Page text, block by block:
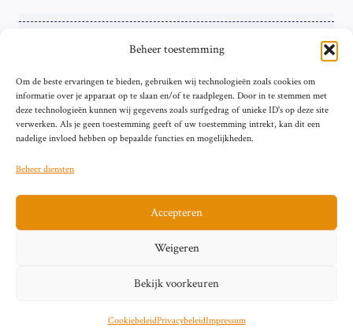
Beheer toestemming
Om de beste ervaringen te bieden, gebruiken wij technologieën zoals cookies om
informatie over je apparaat op te slaan en/of te raadplegen. Door in te stemmen met
deze technologieën kunnen wij gegevens zoals surfgedrag of unieke ID's op deze site
verwerken. Als je geen toestemming geeft of uw toestemming intrekt, kan dit een
nadelige invloed hebben op bepaalde functies en mogelijkheden.
Beheer diensten
Accepteren
Weigeren
Bekijk voorkeuren
CookiebeleidPrivacybeleidImpressum
TECHNOLOGY
Pentagon Kort Na Trump’s Oproep om
Aankopen te Doen
Mei 28, 2026
Sitemap Contact Privacybeleid (EU)
Impressum
Cookiebeleid (EU)